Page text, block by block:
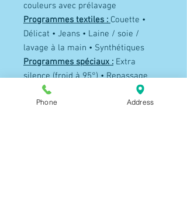
couleurs avec prélavage
Programmes textiles : Couette •
Délicat • Jeans • Laine / soie /
lavage à la main • Synthétiques
Programmes spéciaux : Extra
silence (froid à 95°) • Repassage
facile (froid à 60°)
Programmes éco. :
Coton éco (40° à
Phone Address